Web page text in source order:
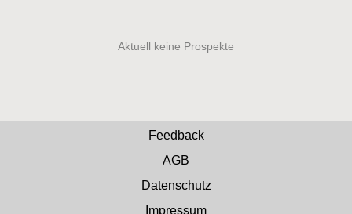
Feedback
AGB
Datenschutz
Impressum